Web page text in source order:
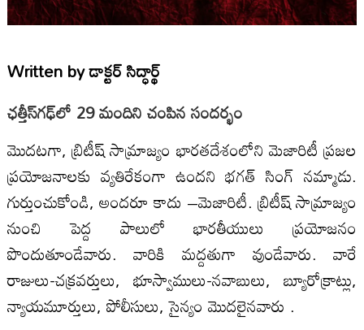
Written byడాక్టర్ సిద్ధార్థ్
ఛత్తీస్‌గఢ్‌లో 29 మందిని చంపిన సందర్భం
మొదటగా, బ్రిటీష్ సామ్రాజ్యం భారతదేశంలోని మెజారిటీ ప్రజల
ప్రయోజనాలకు వ్యతిరేకంగా ఉందని భగత్ సింగ్ నమ్మాడు.
గుర్తుంచుకోండి, అందరూ కాదు –మెజారిటీ. బ్రిటీష్ సామ్రాజ్యం
నుంచి పెద్ద పాలులో భారతీయులు ప్రయోజనం
పొందుతూండేవారు. వారికి మద్దతుగా వుండేవారు. వారే
రాజులు-చక్రవర్తులు, భూస్వాములు-నవాబులు, బ్యూరోక్రాట్లు,
న్యాయమూర్తులు, పోలీసులు, సైన్యం మొదలైనవారు .